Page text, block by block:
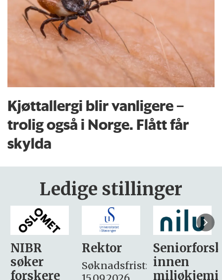
Kjøttallergi blir vanligere –
trolig også i Norge. Flått får
skylda
Ledige stillinger
Rektor
Søknadsfrist:
Seniorforsker
innen
miljøkjemi
søker